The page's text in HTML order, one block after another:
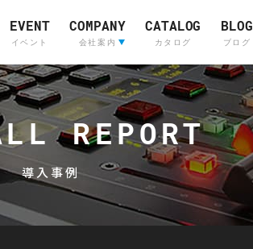
ライブサウンド&
レコーディングスタジオ
EVENT
イベント
COMPANY
会社案内
会社案内
Company Profile(English)
採用情報
販売店
CATALOG
カタログ
BLOG
ブログ
REPORT
導入事例